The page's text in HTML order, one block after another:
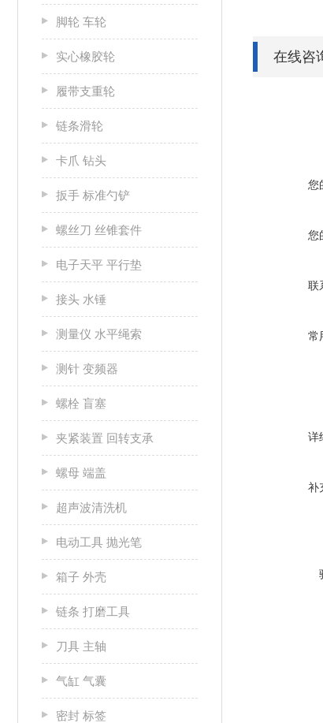
脚轮 车轮
实心橡胶轮
履带支重轮
链条滑轮
卡爪 钻头
扳手 标准勺铲
螺丝刀 丝锥套件
电子天平 平行垫
接头 水锤
测量仪 水平绳索
测针 变频器
螺栓 盲塞
夹紧装置 回转支承
螺母 端盖
超声波清洗机
电动工具 抛光笔
箱子 外壳
链条 打磨工具
刀具 主轴
气缸 气囊
密封 标签
在线咨
您
您
联
常
详
补